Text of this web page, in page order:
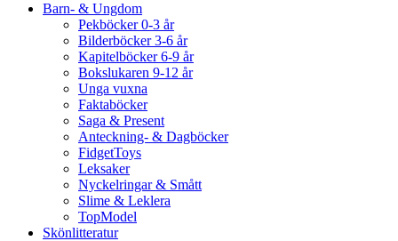
Barn- & Ungdom
Pekböcker 0-3 år
Bilderböcker 3-6 år
Kapitelböcker 6-9 år
Bokslukaren 9-12 år
Unga vuxna
Faktaböcker
Saga & Present
Anteckning- & Dagböcker
FidgetToys
Leksaker
Nyckelringar & Smått
Slime & Leklera
TopModel
Skönlitteratur